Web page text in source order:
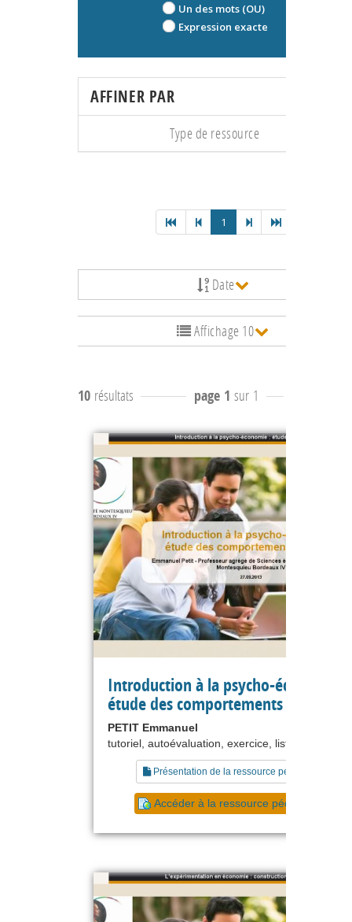
Un des mots (OU)
Expression exacte
AFFINER PAR
Type de ressource
1
Date
Affichage 10
10 résultats page 1 sur 1
Introduction à la psycho-économie :
étude des comportements sociaux
PETIT Emmanuel
tutoriel, autoévaluation, exercice, liste de
Présentation de la ressource pédagogique
Accéder à la ressource pédagogique